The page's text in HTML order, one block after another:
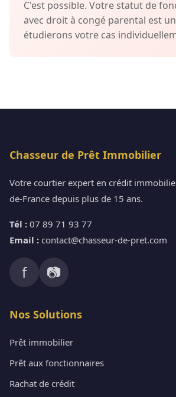
C'est possible. Votre statut de
avec droit à congé parental est
étudierons votre cas
Chasseur de Prêt Immobilier
Votre courtier expert en crédit
de-France depuis plus de 15 ans.
Tél : 07 89 71 93 77
Email : contact@chasseur-de-pret.com
f 📷
Nos Solutions
Prêt immobilier
Prêt aux fonctionnaires
Rachat de crédit